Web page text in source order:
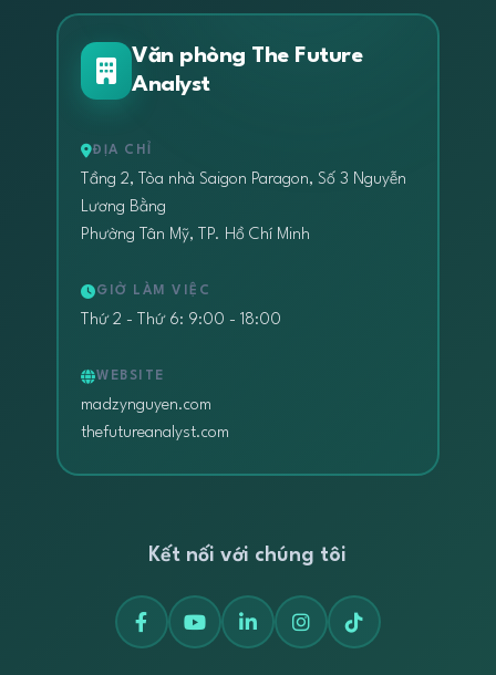
Văn phòng The Future
Analyst
ĐỊA CHỈ
Tầng 2, Tòa nhà Saigon Paragon, Số 3 Nguyễn
Lương Bằng
Phường Tân Mỹ, TP. Hồ Chí Minh
GIỜ LÀM VIỆC
Thứ 2 - Thứ 6: 9:00 - 18:00
WEBSITE
madzynguyen.com
thefutureanalyst.com
Kết nối với chúng tôi